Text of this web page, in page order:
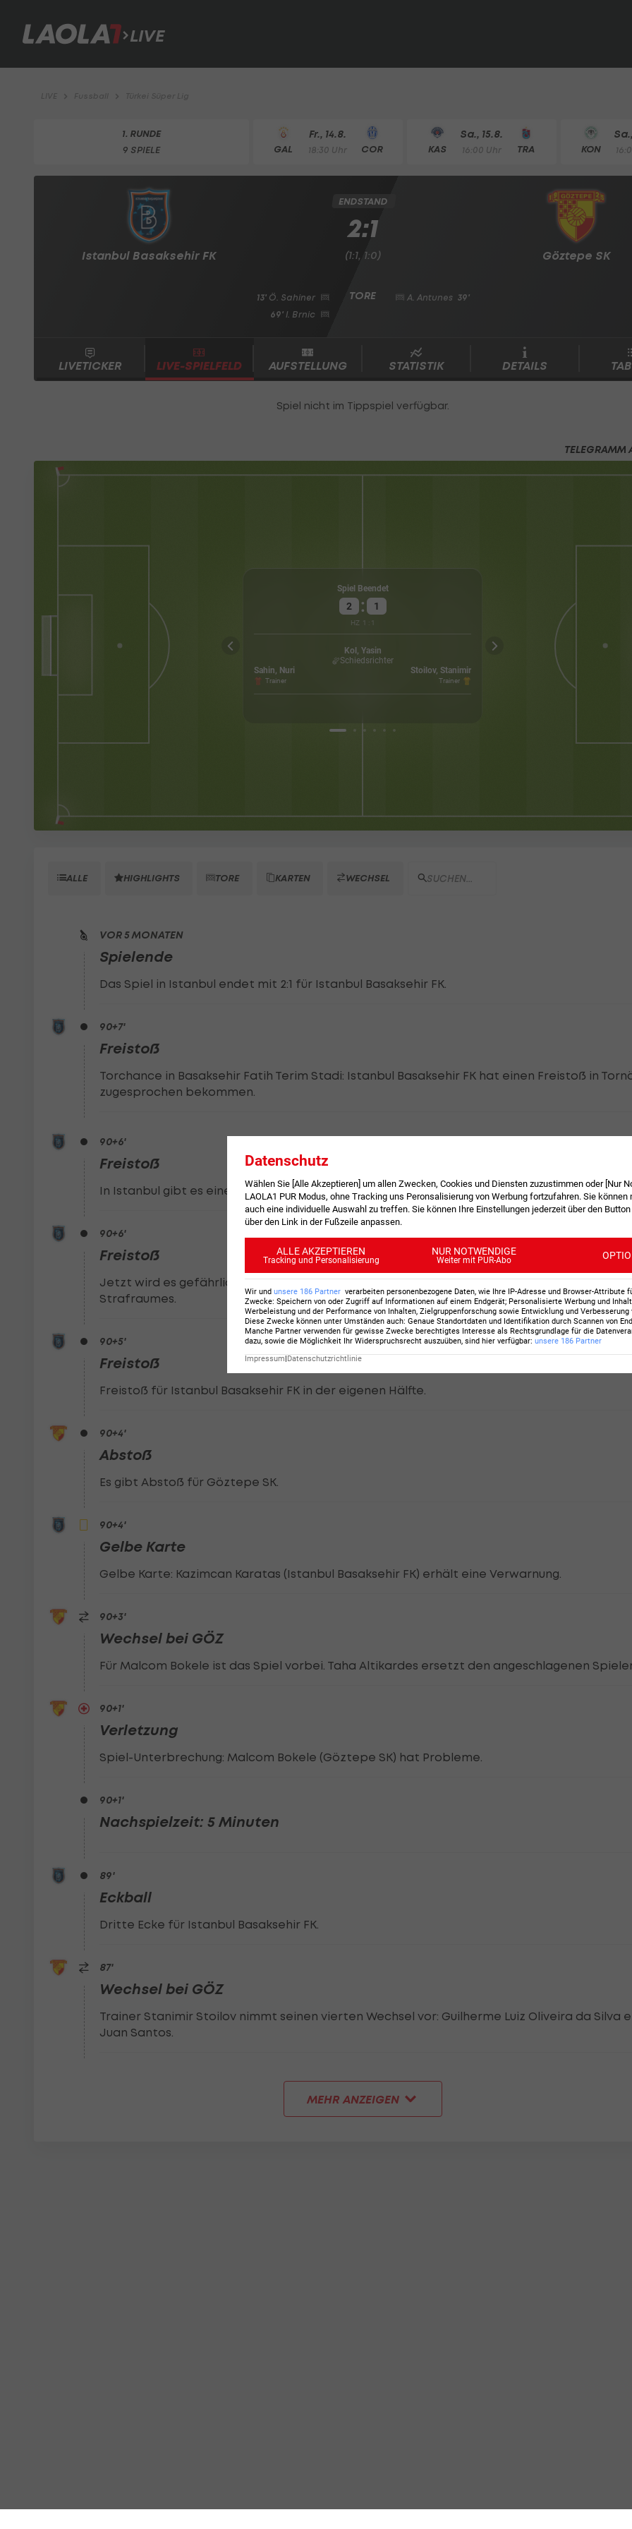
LIVE
LIVE Fussball Türkei Süper Lig
1. RUNDE
9 SPIELE GAL COR
Fr., 14.8.
18:30 Uhr KAS TRA
Sa., 15.8.
16:00 Uhr KON
Istanbul Basaksehir FK Göztepe SK
ENDSTAND
2:1
(1:1, 1:0)
13' Ö. Sahiner
69' I. Brnic
A. Antunes 39'
LIVETICKER LIVE-SPIELFELD AUFSTELLUNG STATISTIK DETAILS
TELEGRAMM
Spiel Beendet
2 : 1
HZ 1 1
Kol, Yasin
Schiedsrichter
Sahin, Nuri
Trainer
Stoilov, Stanimir
Trainer
Gut
Wetter
Kapazität
ALLE HIGHLIGHTS TORE KARTEN WECHSEL
VOR 5 MONATEN
Spielende
Das Spiel in Istanbul endet mit 2:1 für Istanbul Basaksehir FK.
90+7'
Freistoß
Torchance in Basaksehir Fatih Terim Stadi: Istanbul Basaksehir FK hat einen Freistoß in
zugesprochen bekommen.
90+6'
Freistoß
In Istanbul gibt es einen Freistoß in der gegnerischen Hälfte für Istanbul Basaksehir FK.
90+6'
Freistoß
Jetzt wird es gefährlich! Freistoß für Istanbul Basaksehir FK in der Nähe des gegnerischen
Strafraumes.
90+5'
Freistoß
Freistoß für Istanbul Basaksehir FK in der eigenen Hälfte.
90+4'
Abstoß
Es gibt Abstoß für Göztepe SK.
90+4'
Gelbe Karte
Gelbe Karte: Kazimcan Karatas (Istanbul Basaksehir FK) erhält eine Verwarnung.
90+3'
Wechsel bei GÖZ
Für Malcom Bokele ist das Spiel vorbei. Taha Altikardes ersetzt den angeschlagenen
90+1'
Verletzung
Spiel-Unterbrechung: Malcom Bokele (Göztepe SK) hat Probleme.
90+1'
Nachspielzeit: 5 Minuten
89'
Eckball
Dritte Ecke für Istanbul Basaksehir FK.
87'
Wechsel bei GÖZ
Trainer Stanimir Stoilov nimmt seinen vierten Wechsel vor: Guilherme Luiz Oliveira da Silva
Juan Santos.
MEHR ANZEIGEN
Datenschutz
Wählen Sie [Alle Akzeptieren] um allen Zwecken, Cookies und Diensten zuzustimmen oder [Nur
LAOLA1 PUR Modus, ohne Tracking uns Peronsalisierung von Werbung fortzufahren. Sie können
auch eine individuelle Auswahl zu treffen. Sie können Ihre Einstellungen jederzeit über den
über den Link in der Fußzeile anpassen.
ALLE AKZEPTIEREN
Tracking und Personalisierung
NUR NOTWENDIGE
Weiter mit PUR-Abo
Wir und unsere 186 Partner verarbeiten personenbezogene Daten, wie Ihre IP-Adresse und Browser-Attribute
Zwecke: Speichern von oder Zugriff auf Informationen auf einem Endgerät; Personalisierte Werbung und
Werbeleistung und der Performance von Inhalten, Zielgruppenforschung sowie Entwicklung und Verbesserung
Diese Zwecke können unter Umständen auch: Genaue Standortdaten und Identifikation durch Scannen von
Manche Partner verwenden für gewisse Zwecke berechtigtes Interesse als Rechtsgrundlage für die
dazu, sowie die Möglichkeit Ihr Widerspruchsrecht auszuüben, sind hier verfügbar: unsere 186 Partner
Impressum|Datenschutzrichtlinie